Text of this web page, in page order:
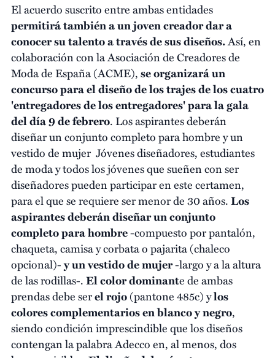
El acuerdo suscrito entre ambas entidades
permitirá también a un joven creador dar a
conocer su talento a través de sus diseños.Así, en
colaboración con la Asociación de Creadores de
Moda de España (ACME),se organizará un
concurso para el diseño de los trajes de los cuatro
'entregadores de los entregadores' para la gala
del día 9 de febrero. Los aspirantes deberán
diseñar un conjunto completo para hombre y un
vestido de mujer Jóvenes diseñadores, estudiantes
de moda y todos los jóvenes que sueñen con ser
diseñadores pueden participar en este certamen,
para el que se requiere ser menor de 30 años.Los
aspirantes deberán diseñar un conjunto
completo para hombre-compuesto por pantalón,
chaqueta, camisa y corbata o pajarita (chaleco
opcional)-y un vestido de mujer-largo y a la altura
de las rodillas-.El color dominante de ambas
prendas debe serel rojo(pantone 485c) ylos
colores complementarios en blanco y negro,
siendo condición imprescindible que los diseños
contengan la palabra Adecco en, al menos, dos